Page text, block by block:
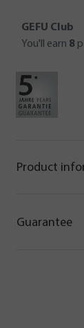
GEFU Club
You'll earn 8
Product
Guarantee